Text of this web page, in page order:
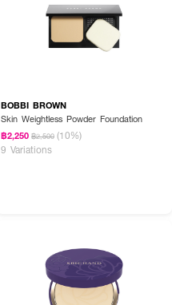
BOBBI BROWN
Skin Weightless Powder Foundation
฿2,250 ฿2,500 (10%)
9 Variations